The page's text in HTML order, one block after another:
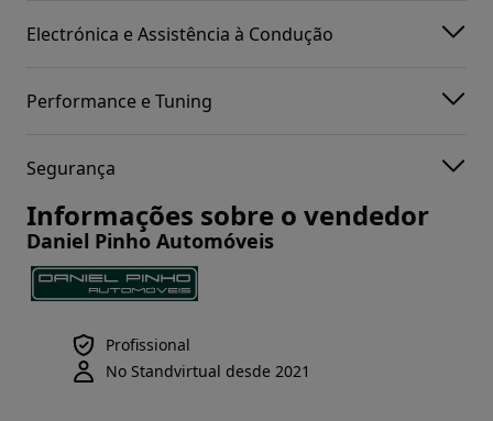
Electrónica e Assistência à Condução
Performance e Tuning
Segurança
Informações sobre o vendedor
Daniel Pinho Automóveis
Profissional
No Standvirtual desde 2021